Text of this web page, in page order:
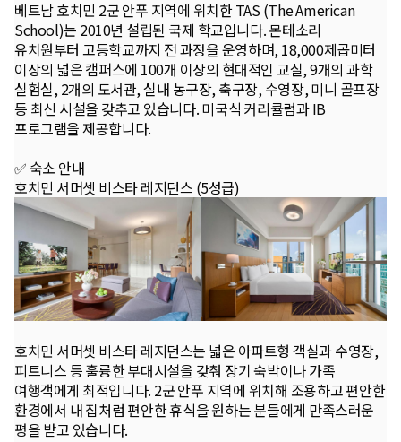
베트남 호치민 2군 안푸 지역에 위치한 TAS (The American
School)는 2010년 설립된 국제 학교입니다. 몬테소리
유치원부터 고등학교까지 전 과정을 운영하며, 18,000제곱미터
이상의 넓은 캠퍼스에 100개 이상의 현대적인 교실, 9개의 과학
실험실, 2개의 도서관, 실내 농구장, 축구장, 수영장, 미니 골프장
등 최신 시설을 갖추고 있습니다. 미국식 커리큘럼과 IB
프로그램을 제공합니다.
✅ 숙소 안내
호치민 서머셋 비스타 레지던스 (5성급)
호치민 서머셋 비스타 레지던스는 넓은 아파트형 객실과 수영장,
피트니스 등 훌륭한 부대시설을 갖춰 장기 숙박이나 가족
여행객에게 최적입니다. 2군 안푸 지역에 위치해 조용하고 편안한
환경에서 내 집처럼 편안한 휴식을 원하는 분들에게 만족스러운
평을 받고 있습니다.